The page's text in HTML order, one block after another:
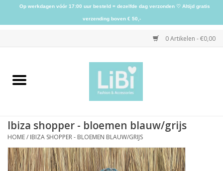
0 Artikelen - €0,00
Home
Kleding
Schoenen
Ibiza shopper - bloemen blauw/grijs
HOME/ IBIZA SHOPPER - BLOEMEN BLAUW/GRIJS
Op werkdagen vóór 17:00 uur besteld = dezelfde dag verzonden ♡ Altijd gratis
verzending boven € 50,-